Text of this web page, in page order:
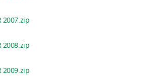
2007.zip
2008.zip
2009.zip